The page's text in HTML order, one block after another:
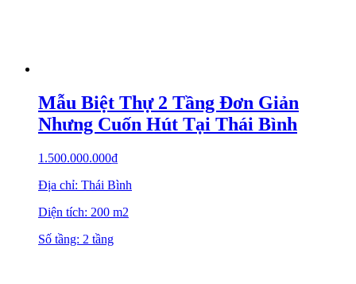
Mẫu Biệt Thự 2 Tầng Đơn Giản
Nhưng Cuốn Hút Tại Thái Bình
1.500.000.000₫
Địa chỉ: Thái Bình
Diện tích: 200 m2
Số tầng: 2 tầng